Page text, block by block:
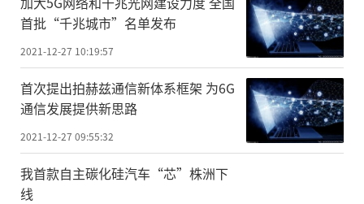
首批“千兆城市”名单发布
2021-12-27 10:19:57
首次提出拍赫兹通信新体系框架 为6G
通信发展提供新思路
2021-12-27 09:55:32
我首款自主碳化硅汽车“芯”株洲下
线